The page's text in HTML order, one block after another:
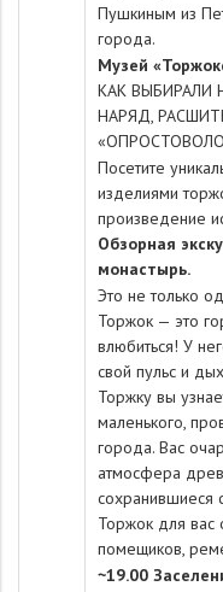
Пушкиным из
города.
Музей
КАК ВЫБИРАЛИ
НАРЯД,
Посетите
изделиями
произведение
Обзорная
монастырь.
Это не только
Торжок — это
влюбиться! У
свой пульс и
Торжку вы
маленького,
города. Вас
атмосфера
сохранившиеся
Торжок для вас
помещиков,
~19.00